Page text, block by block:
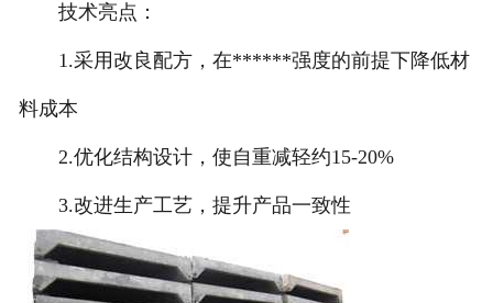
技术亮点：
1.采用改良配方，在******强度的前提下降低材
料成本
2.优化结构设计，使自重减轻约15-20%
3.改进生产工艺，提升产品一致性